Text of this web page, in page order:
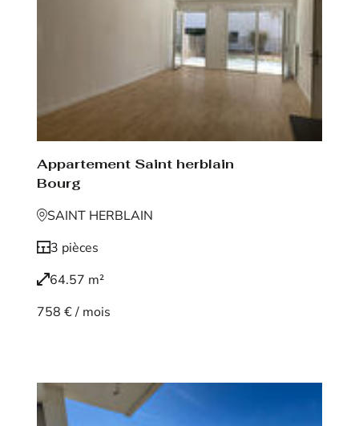
Appartement Saint herblain
Bourg
SAINT HERBLAIN
3 pièces
64.57 m²
758 € / mois